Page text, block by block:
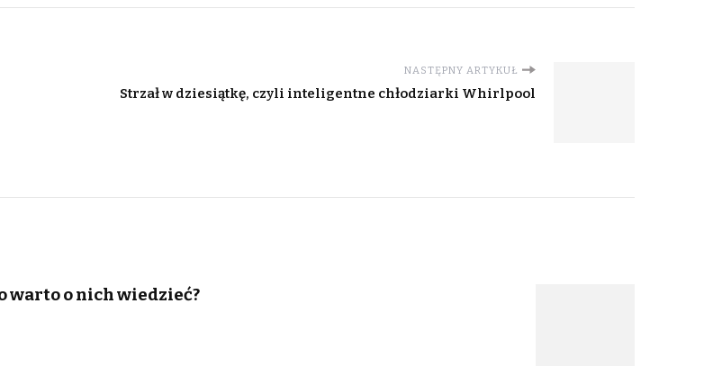
NASTĘPNY ARTYKUŁ
Strzał w dziesiątkę, czyli inteligentne chłodziarki Whirlpool
warto o nich wiedzieć?